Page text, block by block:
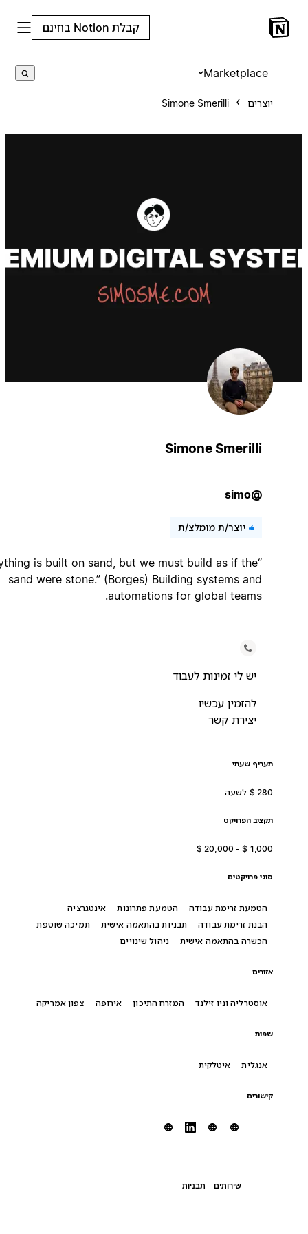
קבלת Notion בחינם
Marketplace
Simone Smerilli
Simone Smerilli
יוצר/ת מומלצ/ת
“Everything is built on sand, but we must build as if the
sand were stone.” (Borges) Building systems and
automations for global teams.
יש לי זמינות לעבוד
להזמין עכשיו
יצירת קשר
תעריף שעתי
תקציב הפרויקט
סוגי פרויקטים
הטמעת זרימת עבודה הטמעת פתרונות
אינטגרציה
הבנת זרימת עבודה
תבניות בהתאמה אישית
תמיכה שוטפת
הכשרה בהתאמה אישית
ניהול שינויים
אוסטרליה וניו זילנד המזרח התיכון אירופה צפון אמריקה
איטלקית
תבניות